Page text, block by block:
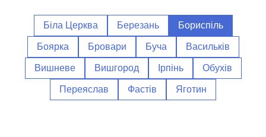
Біла Церква Березань Бориспіль
Боярка Бровари Буча Васильків
Вишневе Вишгород Ірпінь Обухів
Переяслав Фастів Яготин